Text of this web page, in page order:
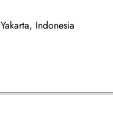
Yakarta, Indonesia